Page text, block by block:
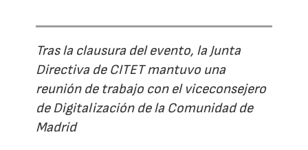
Tras la clausura del evento, la Junta
Directiva de CITET mantuvo una
reunión de trabajo con el viceconsejero
de Digitalización de la Comunidad de
Madrid